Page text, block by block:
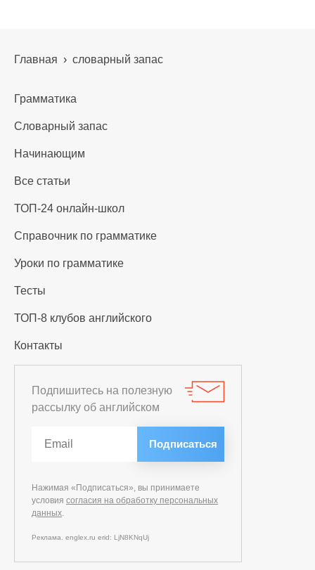
Главная › словарный запас
Грамматика
Словарный запас
Начинающим
Все статьи
ТОП-24 онлайн-школ
Справочник по грамматике
Уроки по грамматике
Тесты
ТОП-8 клубов английского
Контакты
Подпишитесь на полезную
рассылку об английском
Нажимая «Подписаться», вы принимаете
условия согласия на обработку персональных
данных.
Реклама. englex.ru erid: LjN8KNqUj